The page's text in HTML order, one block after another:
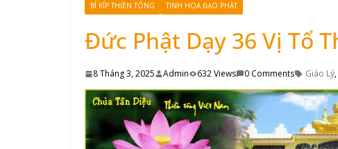
BÍ KÍP THIỀN TÔNG TINH HOA ĐẠO PHẬT
Đức Phật Dạy 36 Vị Tổ
8 Tháng 3, 2025 Admin 632 Views 0 Comments Giáo Lý,